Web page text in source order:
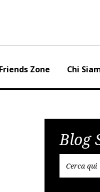
Friends Zone Chi
Blog